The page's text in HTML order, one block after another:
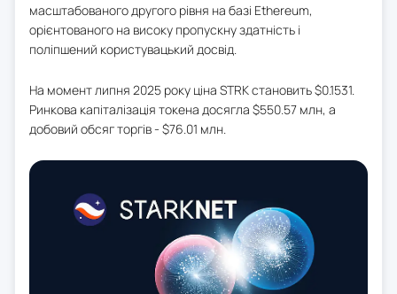
масштабованого другого рівня на базі Ethereum,
орієнтованого на високу пропускну здатність і
поліпшений користувацький досвід.
На момент липня 2025 року ціна STRK становить $0.1531.
Ринкова капіталізація токена досягла $550.57 млн, а
добовий обсяг торгів - $76.01 млн.